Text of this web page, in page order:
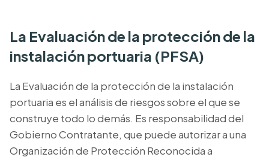
La Evaluación de la protección de la
instalación portuaria (PFSA)
La Evaluación de la protección de la instalación
portuaria es el análisis de riesgos sobre el que se
construye todo lo demás. Es responsabilidad del
Gobierno Contratante, que puede autorizar a una
Organización de Protección Reconocida a